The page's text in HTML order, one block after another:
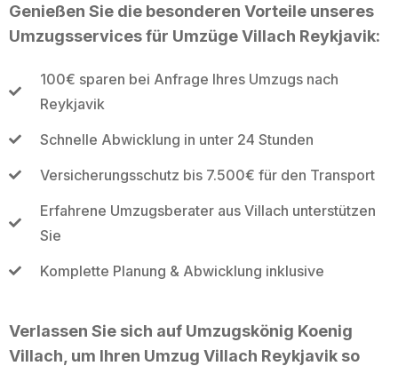
Genießen Sie die besonderen Vorteile unseres
Umzugsservices für Umzüge Villach Reykjavik:
100€ sparen bei Anfrage Ihres Umzugs nach
Reykjavik
Schnelle Abwicklung in unter 24 Stunden
Versicherungsschutz bis 7.500€ für den Transport
Erfahrene Umzugsberater aus Villach unterstützen
Sie
Komplette Planung & Abwicklung inklusive
Verlassen Sie sich auf Umzugskönig Koenig
Villach, um Ihren Umzug Villach Reykjavik so